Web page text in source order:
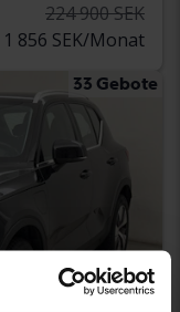
224 900 SEK
1 856 SEK/Monat
33 Gebote